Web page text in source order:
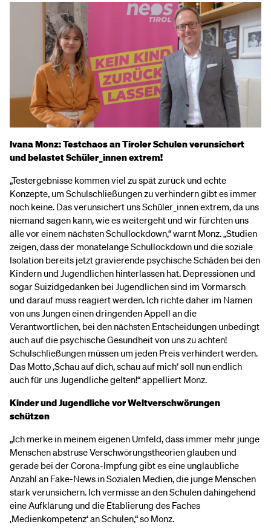
Ivana Monz: Testchaos an Tiroler Schulen verunsichert
und belastet Schüler_innen extrem!
„Testergebnisse kommen viel zu spät zurück und echte
Konzepte, um Schulschließungen zu verhindern gibt es immer
noch keine. Das verunsichert uns Schüler_innen extrem, da uns
niemand sagen kann, wie es weitergeht und wir fürchten uns
alle vor einem nächsten Schullockdown,“ warnt Monz. „Studien
zeigen, dass der monatelange Schullockdown und die soziale
Isolation bereits jetzt gravierende psychische Schäden bei den
Kindern und Jugendlichen hinterlassen hat. Depressionen und
sogar Suizidgedanken bei Jugendlichen sind im Vormarsch
und darauf muss reagiert werden. Ich richte daher im Namen
von uns Jungen einen dringenden Appell an die
Verantwortlichen, bei den nächsten Entscheidungen unbedingt
auch auf die psychische Gesundheit von uns zu achten!
Schulschließungen müssen um jeden Preis verhindert werden.
Das Motto ‚Schau auf dich, schau auf mich‘ soll nun endlich
auch für uns Jugendliche gelten!“ appelliert Monz.
Kinder und Jugendliche vor Weltverschwörungen
schützen
„Ich merke in meinem eigenen Umfeld, dass immer mehr junge
Menschen abstruse Verschwörungstheorien glauben und
gerade bei der Corona-Impfung gibt es eine unglaubliche
Anzahl an Fake-News in Sozialen Medien, die junge Menschen
stark verunsichern. Ich vermisse an den Schulen dahingehend
eine Aufklärung und die Etablierung des Faches
‚Medienkompetenz‘ an Schulen,“ so Monz.